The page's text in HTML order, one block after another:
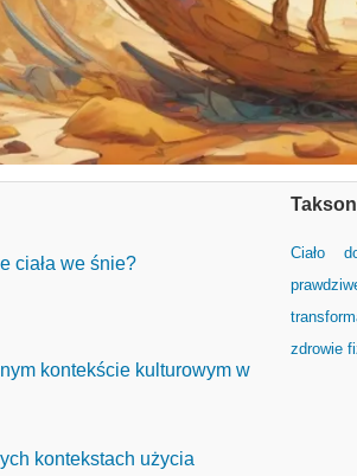
ciała we śnie?
kontekście kulturowym w
kontekstach użycia
Ciało
zdrowie